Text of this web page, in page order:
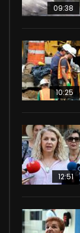
09:38
10:25
12:51